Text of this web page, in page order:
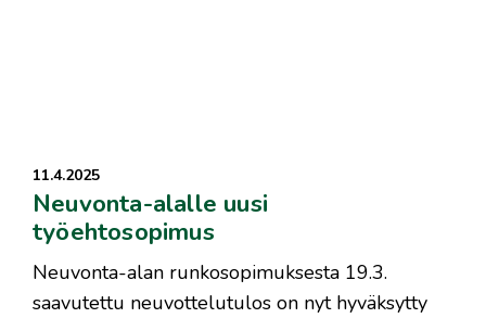
11.4.2025
Neuvonta-alalle uusi
työehtosopimus
Neuvonta-alan runkosopimuksesta 19.3.
saavutettu neuvottelutulos on nyt hyväksytty